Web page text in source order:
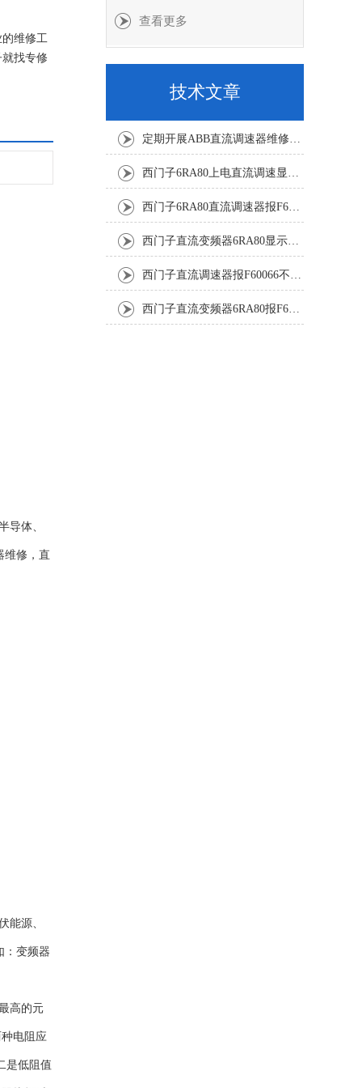
的维修工
找专修
导体、
维修，直
能源、
：变频器
高的元
电阻应
是低阻值
查看更多
技术文章
定期开展ABB直流调速器维修与故障修复降低工业生产的故障风险
西门子6RA80上电直流调速显示F60068修复解决
西门子6RA80直流调速器报F60161修复方法有
西门子直流变频器6RA80显示报F60097代码修复
西门子直流调速器报F60066不能复位修复解决
西门子直流变频器6RA80报F60005修复排除